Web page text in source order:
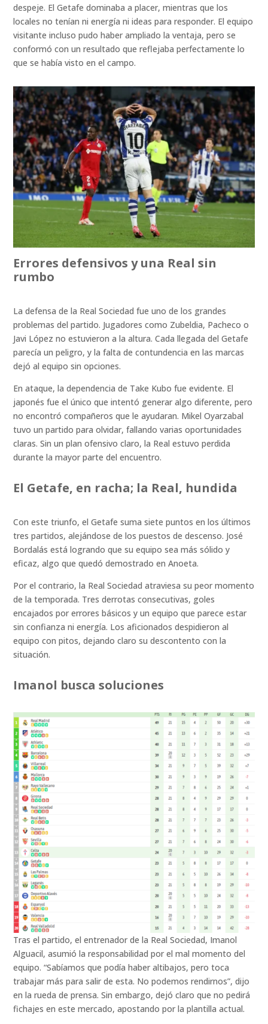
despeje. El Getafe dominaba a placer, mientras que los
locales no tenían ni energía ni ideas para responder. El equipo
visitante incluso pudo haber ampliado la ventaja, pero se
conformó con un resultado que reflejaba perfectamente lo
que se había visto en el campo.
Errores defensivos y una Real sin
rumbo
La defensa de la Real Sociedad fue uno de los grandes
problemas del partido. Jugadores como Zubeldia, Pacheco o
Javi López no estuvieron a la altura. Cada llegada del Getafe
parecía un peligro, y la falta de contundencia en las marcas
dejó al equipo sin opciones.
En ataque, la dependencia de Take Kubo fue evidente. El
japonés fue el único que intentó generar algo diferente, pero
no encontró compañeros que le ayudaran. Mikel Oyarzabal
tuvo un partido para olvidar, fallando varias oportunidades
claras. Sin un plan ofensivo claro, la Real estuvo perdida
durante la mayor parte del encuentro.
El Getafe, en racha; la Real, hundida
Con este triunfo, el Getafe suma siete puntos en los últimos
tres partidos, alejándose de los puestos de descenso. José
Bordalás está logrando que su equipo sea más sólido y
eficaz, algo que quedó demostrado en Anoeta.
Por el contrario, la Real Sociedad atraviesa su peor momento
de la temporada. Tres derrotas consecutivas, goles
encajados por errores básicos y un equipo que parece estar
sin confianza ni energía. Los aficionados despidieron al
equipo con pitos, dejando claro su descontento con la
situación.
Imanol busca soluciones
Tras el partido, el entrenador de la Real Sociedad, Imanol
Alguacil, asumió la responsabilidad por el mal momento del
equipo. “Sabíamos que podía haber altibajos, pero toca
trabajar más para salir de esta. No podemos rendirnos”, dijo
en la rueda de prensa. Sin embargo, dejó claro que no pedirá
fichajes en este mercado, apostando por la plantilla actual.